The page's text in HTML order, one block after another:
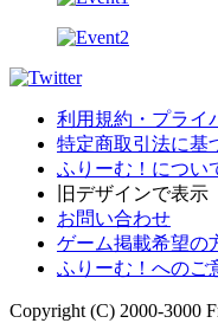
利用規約・プライ
特定商取引法に基
ふりーむ！につい
旧デザインで表示
お問い合わせ
ゲーム掲載希望の
ふりーむ！へのご
Copyright (C) 2000-3000